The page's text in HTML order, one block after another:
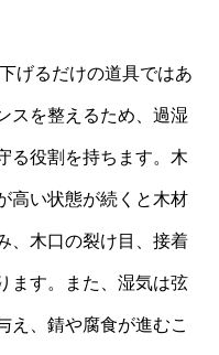
げるだけの道具ではあ
スを整えるため、過湿
る役割を持ちます。木
高い状態が続くと木材
、木口の裂け目、接着
ます。また、湿気は弦
え、錆や腐食が進むこ